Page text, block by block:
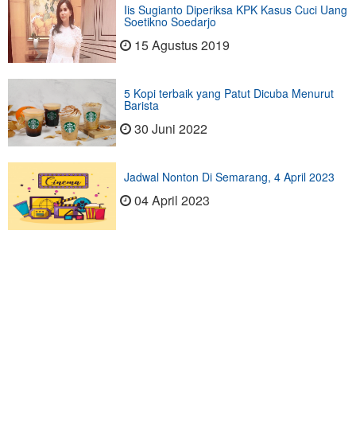
Iis Sugianto Diperiksa KPK Kasus Cuci Uang
Soetikno Soedarjo
15 Agustus 2019
5 Kopi terbaik yang Patut Dicuba Menurut
Barista
30 Juni 2022
Jadwal Nonton Di Semarang, 4 April 2023
04 April 2023